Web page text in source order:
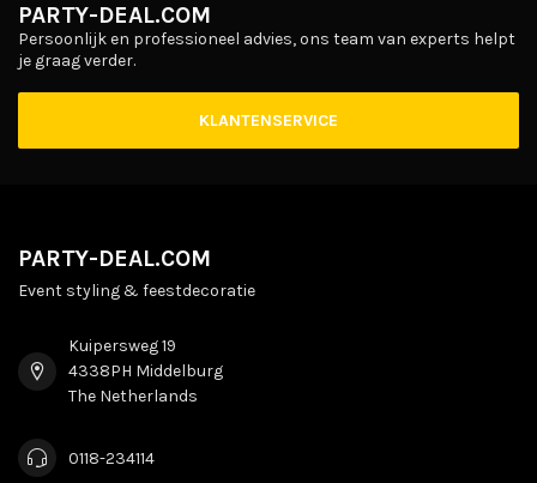
PARTY-DEAL.COM
Persoonlijk en professioneel advies, ons team van experts helpt
je graag verder.
KLANTENSERVICE
PARTY-DEAL.COM
Event styling & feestdecoratie
Kuipersweg 19
4338PH Middelburg
The Netherlands
0118-234114